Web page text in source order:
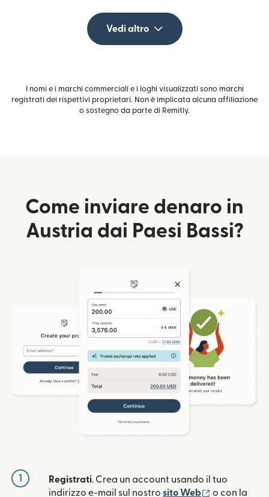
Vedi altro
I nomi e i marchi commerciali e i loghi visualizzati sono marchi
registrati dei rispettivi proprietari. Non è implicata alcuna affiliazione
o sostegno da parte di Remitly.
Come inviare denaro in
Austria dai Paesi Bassi?
1 Registrati. Crea un account usando il tuo
indirizzo e-mail sul nostro sito Web (si apre in
o con la